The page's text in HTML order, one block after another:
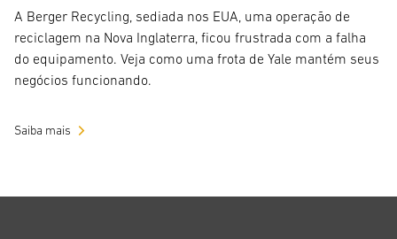
A Berger Recycling, sediada nos EUA, uma operação de
reciclagem na Nova Inglaterra, ficou frustrada com a falha
do equipamento. Veja como uma frota de Yale mantém seus
negócios funcionando.
Saiba mais